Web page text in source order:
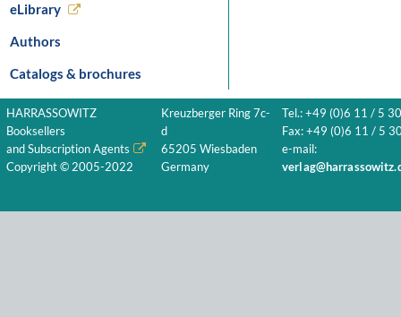
eLibrary
Authors
Catalogs & brochures
HARRASSOWITZ
Booksellers
and Subscription Agents
Copyright © 2005-2022
Kreuzberger Ring 7c-
d
65205 Wiesbaden
Germany
Tel.: +49 (0)6 11 / 5
Fax: +49 (0)6 11 / 5
e-mail: